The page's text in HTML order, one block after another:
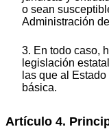
o sean
Administración
3. En todo caso,
legislación
las que al
básica.
Artículo 4.